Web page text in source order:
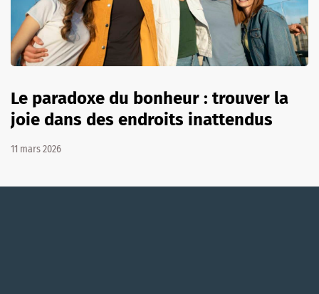
Le paradoxe du bonheur : trouver la
joie dans des endroits inattendus
11 mars 2026